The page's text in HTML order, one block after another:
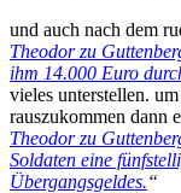
und auch nach dem
Theodor zu
ihm 14.000 Euro
vieles unterstellen.
rauszukommen dann
Theodor zu
Soldaten eine
Übergangsgeldes.“